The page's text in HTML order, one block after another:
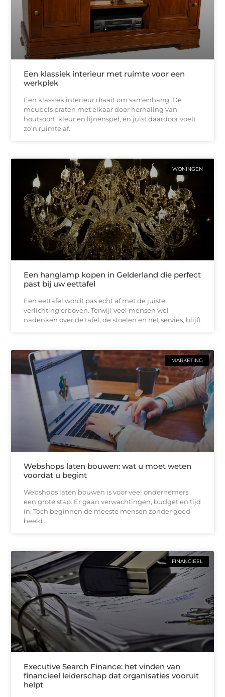
Een klassiek interieur met ruimte voor een
werkplek
Een klassiek interieur draait om samenhang. De
meubels praten met elkaar door herhaling van
houtsoort, kleur en lijnenspel, en juist daardoor voelt
zo’n ruimte af.
WONINGEN
Een hanglamp kopen in Gelderland die perfect
past bij uw eettafel
Een eettafel wordt pas echt af met de juiste
verlichting erboven. Terwijl veel mensen wel
nadenken over de tafel, de stoelen en het servies, blijft
MARKETING
Webshops laten bouwen: wat u moet weten
voordat u begint
Webshops laten bouwen is voor veel ondernemers
een grote stap. Er gaan verwachtingen, budget en tijd
in. Toch beginnen de meeste mensen zonder goed
beeld
FINANCIEEL
Executive Search Finance: het vinden van
financieel leiderschap dat organisaties vooruit
helpt